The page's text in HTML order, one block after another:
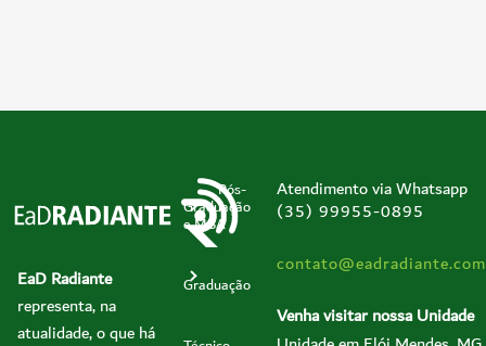
EaD Radiante
representa, na
atualidade, o que há
Pós-
Graduação
e MBA
Graduação
Atendimento via Whatsapp
(35) 99955-0895
Venha visitar nossa Unidade